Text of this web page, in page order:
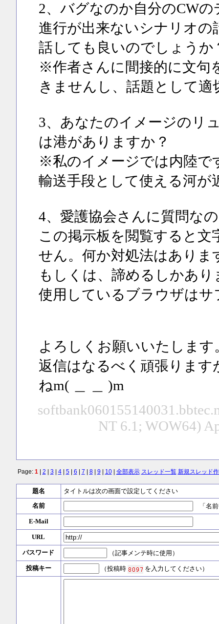
2、バグなのか自分のCW
進行が出来ないシナリオ
話しても良いのでしょうか
※作者さんに間接的に文句
きませんし、話題として
3、あなたのイメージのリ
は港がありますか？
※私のイメージでは内陸で
輸送手段として使える河
4、愛護協会さんに質問な
この掲示板を閲覧すると
せん。何か対処法はありま
もしくは、諦めるしかあり
使用しているブラウザはサ
よろしくお願いいたします
返信はなるべく頑張りま
ねm( ＿ ＿ )m
NT 6.1; WOW64)
Page: 1| 2 3 4| 5| 6 7 8| 9 10| 全部表示 スレッド一覧 新規スレッド
題名
タイトルは次の画面で設定してください
名前
「名前
E-Mail
URL
パスワード （記事メンテ時に使用）
投稿キー （投稿時 を入力してください）